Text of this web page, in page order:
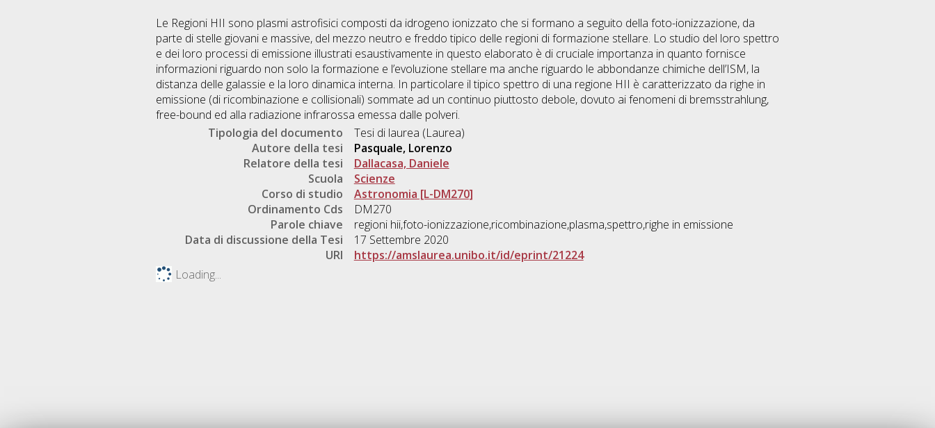
Le Regioni HII sono plasmi astrofisici composti da idrogeno ionizzato che si formano a seguito della foto-ionizzazione, da
parte di stelle giovani e massive, del mezzo neutro e freddo tipico delle regioni di formazione stellare. Lo studio del loro spettro
e dei loro processi di emissione illustrati esaustivamente in questo elaborato è di cruciale importanza in quanto fornisce
informazioni riguardo non solo la formazione e l’evoluzione stellare ma anche riguardo le abbondanze chimiche dell’ISM, la
distanza delle galassie e la loro dinamica interna. In particolare il tipico spettro di una regione HII è caratterizzato da righe in
emissione (di ricombinazione e collisionali) sommate ad un continuo piuttosto debole, dovuto ai fenomeni di bremsstrahlung,
free-bound ed alla radiazione infrarossa emessa dalle polveri.
Tipologia del documento
Tesi di laurea (Laurea)
Autore della tesi
Pasquale, Lorenzo
Relatore della tesi
Dallacasa, Daniele
Scuola
Scienze
Corso di studio
Astronomia [L-DM270]
Ordinamento Cds
DM270
Parole chiave
regioni hii,foto-ionizzazione,ricombinazione,plasma,spettro,righe in emissione
Data di discussione della Tesi
17 Settembre 2020
URI
https://amslaurea.unibo.it/id/eprint/21224
Loading...